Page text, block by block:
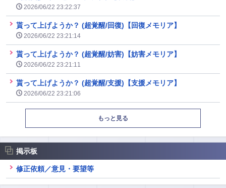
2026/06/22 23:22:37
貰って上げようか？ (超覚醒/回復)【回復メモリア】
2026/06/22 23:21:14
貰って上げようか？ (超覚醒/妨害)【妨害メモリア】
2026/06/22 23:21:11
貰って上げようか？ (超覚醒/支援)【支援メモリア】
2026/06/22 23:21:06
もっと見る
掲示板
修正依頼／意見・要望等